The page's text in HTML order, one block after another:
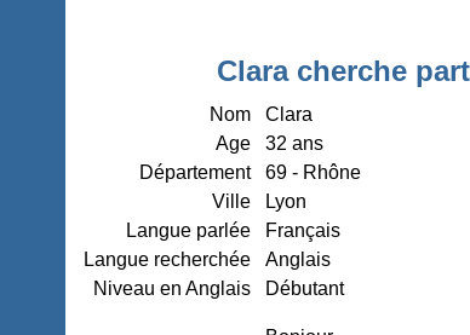
Clara cherche
Nom
Clara
Age
32 ans
Département
69 - Rhône
Ville
Lyon
Langue parlée
Français
Langue recherchée
Anglais
Niveau en Anglais
Débutant